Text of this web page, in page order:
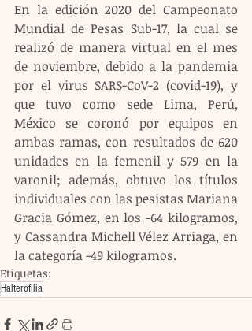
En la edición 2020 del Campeonato
Mundial de Pesas Sub-17, la cual se
realizó de manera virtual en el mes
de noviembre, debido a la pandemia
por el virus SARS-CoV-2 (covid-19), y
que tuvo como sede Lima, Perú,
México se coronó por equipos en
ambas ramas, con resultados de 620
unidades en la femenil y 579 en la
varonil; además, obtuvo los títulos
individuales con las pesistas Mariana
Gracia Gómez, en los -64 kilogramos,
y Cassandra Michell Vélez Arriaga, en
la categoría -49 kilogramos.
Etiquetas:
Halterofilia